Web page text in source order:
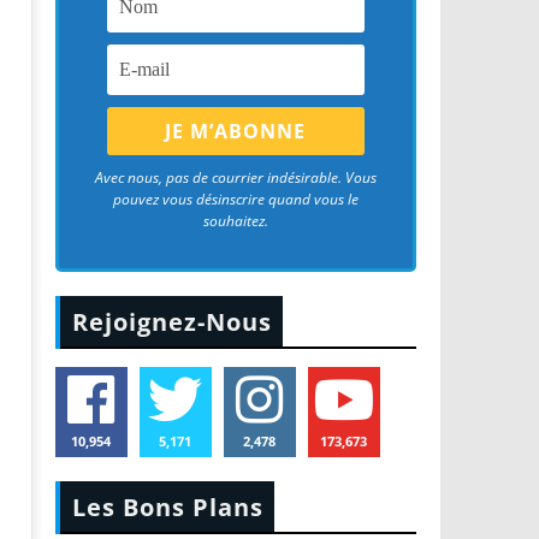
Avec nous, pas de courrier indésirable. Vous
pouvez vous désinscrire quand vous le
souhaitez.
Rejoignez-Nous
10,954 5,171 2,478 173,673
Les Bons Plans